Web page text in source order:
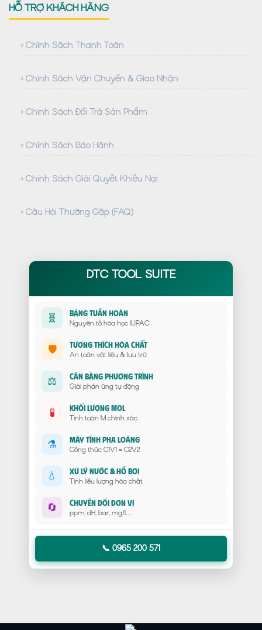
HỖ TRỢ KHÁCH HÀNG
› Chính Sách Thanh Toán
› Chính Sách Vận Chuyển & Giao Nhận
› Chính Sách Đổi Trả Sản Phẩm
› Chính Sách Bảo Hành
› Chính Sách Giải Quyết Khiếu Nại
› Câu Hỏi Thường Gặp (FAQ)
DTC TOOL SUITE
🧬 Bảng Tuần Hoàn
Nguyên tố hóa học IUPAC
🛡️ Tương Thích Hóa Chất
An toàn vật liệu & lưu trữ
⚖️ Cân Bằng Phương Trình
Giải phản ứng tự động
🧪 Khối Lượng Mol
Tính toán M chính xác
⚗️ Máy Tính Pha Loãng
Công thức C1V1 = C2V2
💧 Xử Lý Nước & Hồ Bơi
Tính liều lượng hóa chất
🔄 Chuyển Đổi Đơn Vị
ppm, dH, bar, mg/L...
📞 0965 200 571